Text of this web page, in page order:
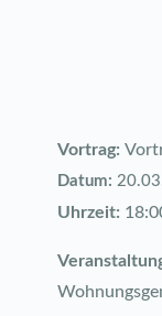
Vortrag:
Datum:
Uhrzeit: